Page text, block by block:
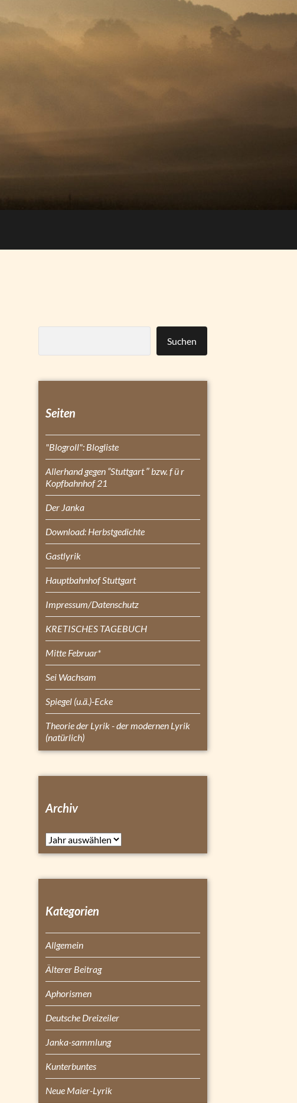
Suchen
Seiten
"Blogroll": Blogliste
Allerhand gegen “Stuttgart ″ bzw. f ü r
Kopfbahnhof 21
Der Janka
Download: Herbstgedichte
Gastlyrik
Hauptbahnhof Stuttgart
Impressum/Datenschutz
KRETISCHES TAGEBUCH
Mitte Februar*
Sei Wachsam
Spiegel (u.ä.)-Ecke
Theorie der Lyrik - der modernen Lyrik
(natürlich)
Archiv
Archiv
Kategorien
Allgemein
Älterer Beitrag
Aphorismen
Deutsche Dreizeiler
Janka-sammlung
Kunterbuntes
Neue Maier-Lyrik